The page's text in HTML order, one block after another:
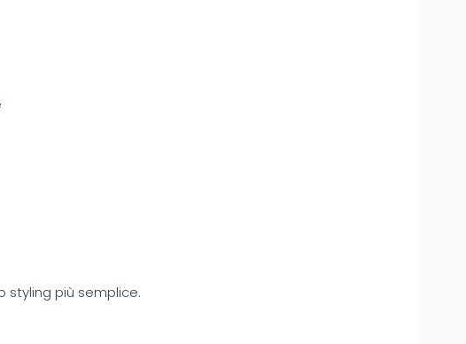
styling più semplice.